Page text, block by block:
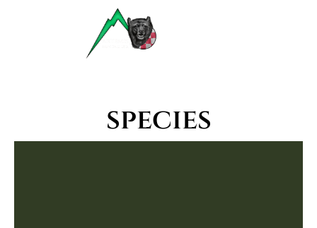
species